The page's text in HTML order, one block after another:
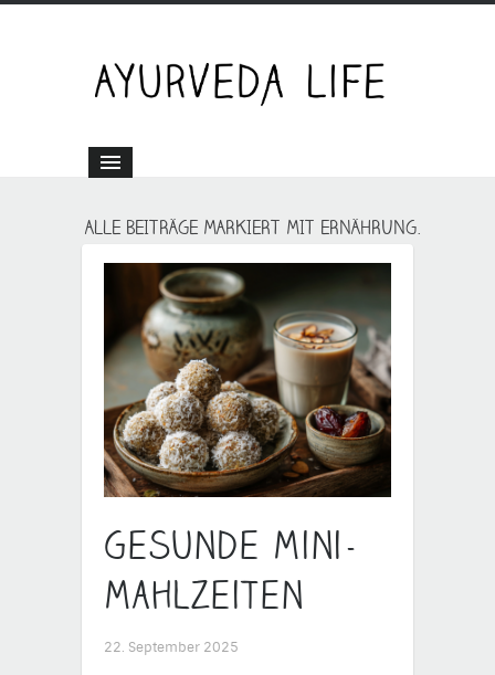
ALLE BEITRÄGE MARKIERT MIT ERNÄHRUNG.
Gesunde Mini-
Mahlzeiten
22. September 2025